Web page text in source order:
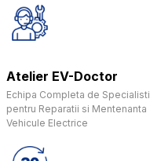
Atelier EV-Doctor
Echipa Completa de Specialisti
pentru Reparatii si Mentenanta
Vehicule Electrice